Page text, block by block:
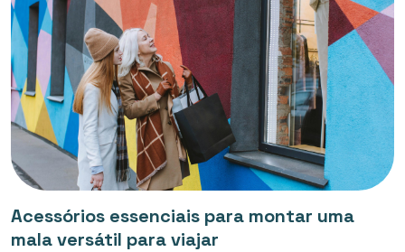
Acessórios essenciais para montar uma
mala versátil para viajar